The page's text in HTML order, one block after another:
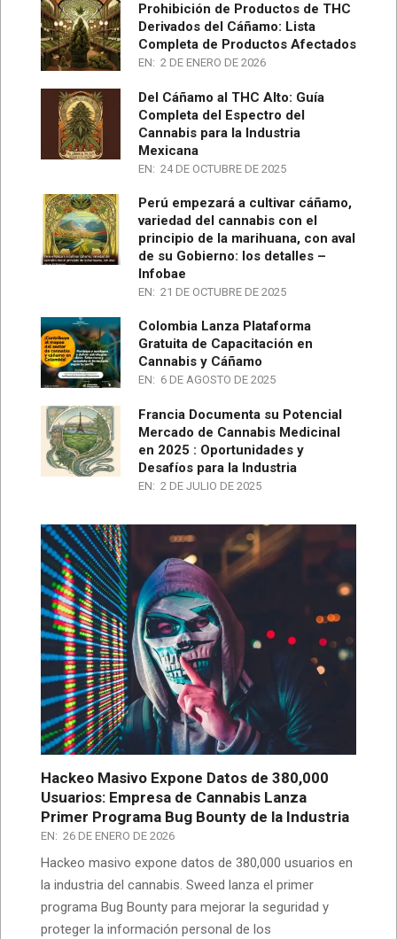
Prohibición de Productos de THC
Derivados del Cáñamo: Lista
Completa de Productos Afectados
EN: 2 DE ENERO DE 2026
Del Cáñamo al THC Alto: Guía
Completa del Espectro del
Cannabis para la Industria
Mexicana
EN: 24 DE OCTUBRE DE 2025
Perú empezará a cultivar cáñamo,
variedad del cannabis con el
principio de la marihuana, con aval
de su Gobierno: los detalles –
Infobae
EN: 21 DE OCTUBRE DE 2025
Colombia Lanza Plataforma
Gratuita de Capacitación en
Cannabis y Cáñamo
EN: 6 DE AGOSTO DE 2025
Francia Documenta su Potencial
Mercado de Cannabis Medicinal
en 2025 : Oportunidades y
Desafíos para la Industria
EN: 2 DE JULIO DE 2025
Hackeo Masivo Expone Datos de 380,000
Usuarios: Empresa de Cannabis Lanza
Primer Programa Bug Bounty de la Industria
EN: 26 DE ENERO DE 2026
Hackeo masivo expone datos de 380,000 usuarios en
la industria del cannabis. Sweed lanza el primer
programa Bug Bounty para mejorar la seguridad y
proteger la información personal de los